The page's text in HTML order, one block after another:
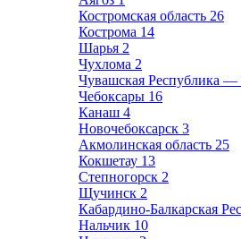
Костромская область 26
Кострома 14
Шарья 2
Чухлома 2
Чувашская Республика
Чебоксары 16
Канаш 4
Новочебоксарск 3
Акмолинская область 25
Кокшетау 13
Степногорск 2
Щучинск 2
Кабардино-Балкарская
Нальчик 10